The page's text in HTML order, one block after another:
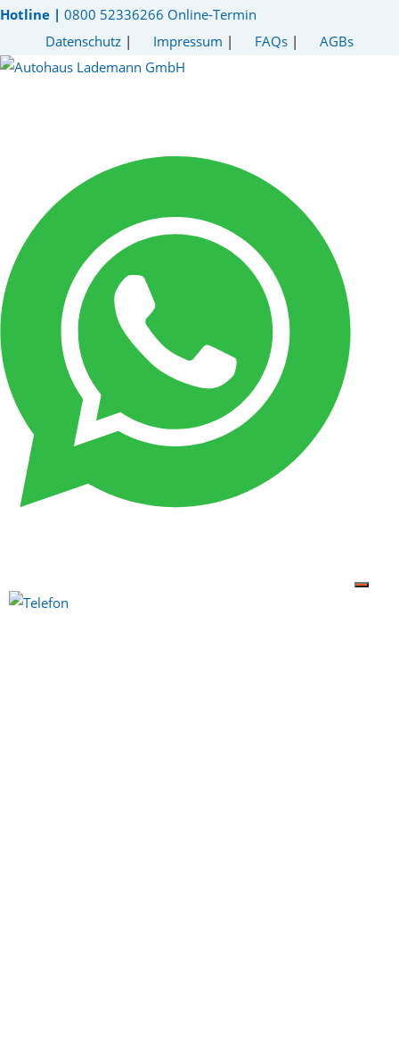
Hotline | 0800 52336266 Online-Termin
Datenschutz | Impressum | FAQs | AGBs